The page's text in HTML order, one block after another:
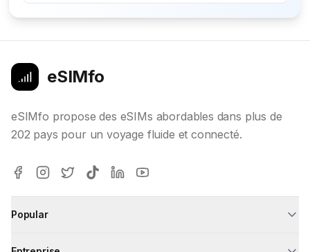
eSIMfo
eSIMfo propose des eSIMs abordables dans plus de
202 pays pour un voyage fluide et connecté.
Popular